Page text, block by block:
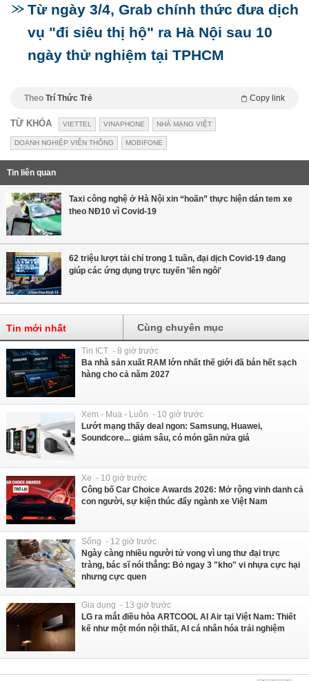
Từ ngày 3/4, Grab chính thức đưa dịch
vụ "đi siêu thị hộ" ra Hà Nội sau 10
ngày thử nghiệm tại TPHCM
Theo Trí Thức Trẻ Copy link
TỪ KHÓA VIETTEL VINAPHONE NHÀ MẠNG VIỆT
DOANH NGHIỆP VIỄN THÔNG MOBIFONE
Tin liên quan
Taxi công nghệ ở Hà Nội xin “hoãn” thực hiện dán tem xe
theo NĐ10 vì Covid-19
62 triệu lượt tải chỉ trong 1 tuần, đại dịch Covid-19 đang
giúp các ứng dụng trực tuyến 'lên ngôi'
Tin mới nhất Cùng chuyên mục
Tin ICT - 8 giờ trước
Ba nhà sản xuất RAM lớn nhất thế giới đã bán hết sạch
hàng cho cả năm 2027
Xem - Mua - Luôn - 10 giờ trước
Lướt mạng thấy deal ngon: Samsung, Huawei,
Soundcore... giảm sâu, có món gần nửa giá
Xe - 10 giờ trước
Công bố Car Choice Awards 2026: Mở rộng vinh danh cả
con người, sự kiện thúc đẩy ngành xe Việt Nam
Sống - 12 giờ trước
Ngày càng nhiều người tử vong vì ung thư đại trực
tràng, bác sĩ nói thẳng: Bỏ ngay 3 "kho" vi nhựa cực hại
nhưng cực quen
Gia dụng - 13 giờ trước
LG ra mắt điều hòa ARTCOOL AI Air tại Việt Nam: Thiết
kế như một món nội thất, AI cá nhân hóa trải nghiệm